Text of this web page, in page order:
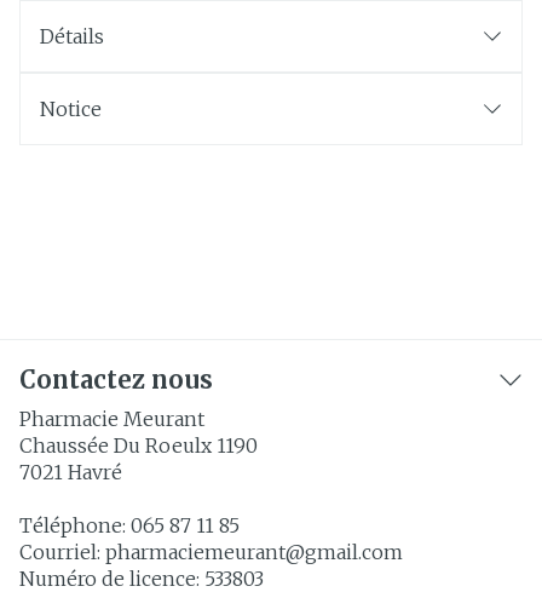
Détails
Notice
Contactez nous
Pharmacie Meurant
Chaussée Du Roeulx 1190
7021 Havré
Téléphone: 065 87 11 85
Courriel: pharmaciemeurant@gmail.com
Numéro de licence: 533803